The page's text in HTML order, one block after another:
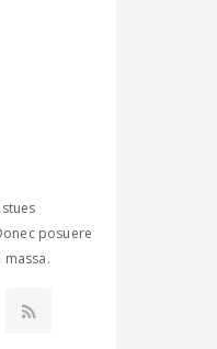
posuere